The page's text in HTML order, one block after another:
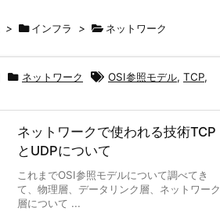
> インフラ > ネットワーク
ネットワーク OSI参照モデル, TCP,
ネットワークで使われる技術TCP
とUDPについて
これまでOSI参照モデルについて調べてき
て、物理層、データリンク層、ネットワーク
層について ...